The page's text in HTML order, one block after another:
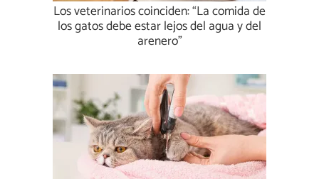
Los veterinarios coinciden: “La comida de
los gatos debe estar lejos del agua y del
arenero”